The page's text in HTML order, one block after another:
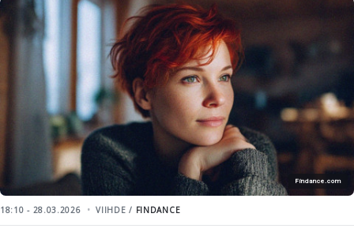
Findance.com
18:10 - 28.03.2026 VIIHDE / FINDANCE